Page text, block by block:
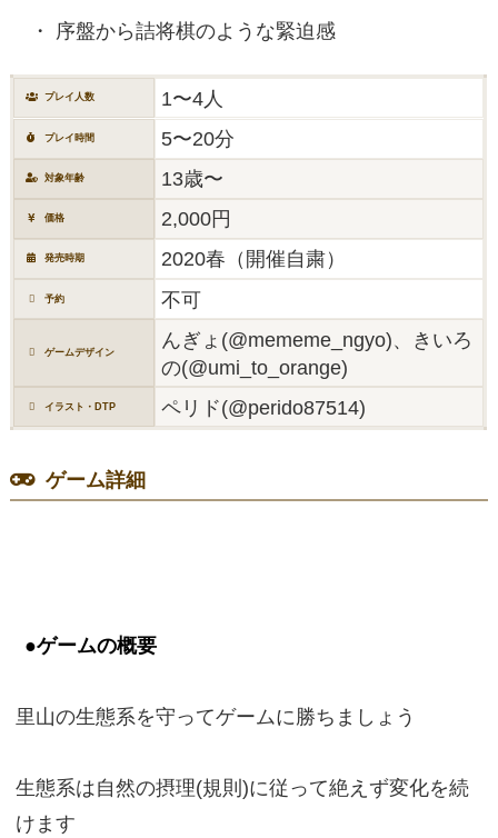
序盤から詰将棋のような緊迫感
プレイ人数 1〜4人
プレイ時間 5〜20分
対象年齢 13歳〜
価格 2,000円
発売時期 2020春（開催自粛）
予約 不可
ゲームデザイン
んぎょ(@mememe_ngyo)、きいろ
の(@umi_to_orange)
イラスト・DTP ペリド(@perido87514)
ゲーム詳細
●ゲームの概要
里山の生態系を守ってゲームに勝ちましょう
生態系は自然の摂理(規則)に従って絶えず変化を続
けます